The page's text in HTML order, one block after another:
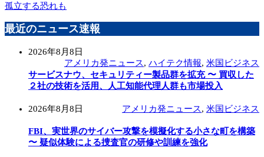
孤立する恐れも
最近のニュース速報
2026年8月8日
アメリカ発ニュース, ハイテク情報, 米国ビジネス
サービスナウ、セキュリティー製品群を拡充 〜 買収した
２社の技術を活用、人工知能代理人群も市場投入
2026年8月8日 アメリカ発ニュース, 米国ビジネス
FBI、実世界のサイバー攻撃を模擬化する小さな町を構築
〜 疑似体験による捜査官の研修や訓練を強化